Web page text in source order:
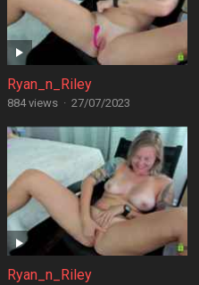
Ryan_n_Riley
884 views · 27/07/2023
Ryan_n_Riley